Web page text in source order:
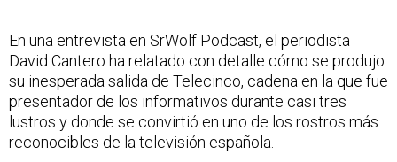
En una entrevista en SrWolf Podcast, el periodista
David Cantero ha relatado con detalle cómo se produjo
su inesperada salida de Telecinco, cadena en la que fue
presentador de los informativos durante casi tres
lustros y donde se convirtió en uno de los rostros más
reconocibles de la televisión española.